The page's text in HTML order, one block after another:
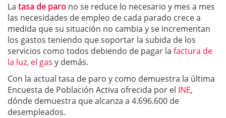
La tasa de paro no se reduce lo necesario y mes a mes
las necesidades de empleo de cada parado crece a
medida que su situación no cambia y se incrementan
los gastos teniendo que soportar la subida de los
servicios como todos debiendo de pagar la factura de
la luz, el gas y demás.
Con la actual tasa de paro y como demuestra la última
Encuesta de Población Activa ofrecida por el INE,
dónde demuestra que alcanza a 4.696.600 de
desempleados.